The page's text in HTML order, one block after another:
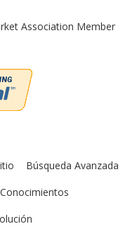
Búsqueda Avanzada